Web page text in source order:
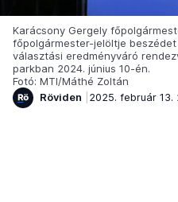
Karácsony Gergely
főpolgármester-jelöltje
választási eredményváró
parkban 2024. június 10-én.
Fotó: MTI/Máthé Zoltán
Röviden
2025. február 13.